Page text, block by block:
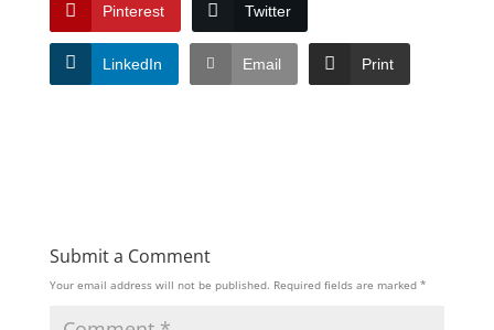
Pinterest Twitter
LinkedIn Email Print
Submit a Comment
Your email address will not be published. Required fields are marked *